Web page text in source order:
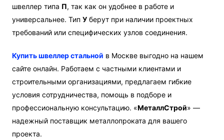
швеллер типа П, так как он удобнее в работе и
универсальнее. ТипУ берут при наличии проектных
требований или специфических узлов соединения.
Купить швеллер стальной в Москве выгодно на нашем
сайте онлайн. Работаем с частными клиентами и
строительными организациями, предлагаем гибкие
условия сотрудничества, помощь в подборе и
профессиональную консультацию. «МеталлСтрой» —
надежный поставщик металлопроката для вашего
проекта.